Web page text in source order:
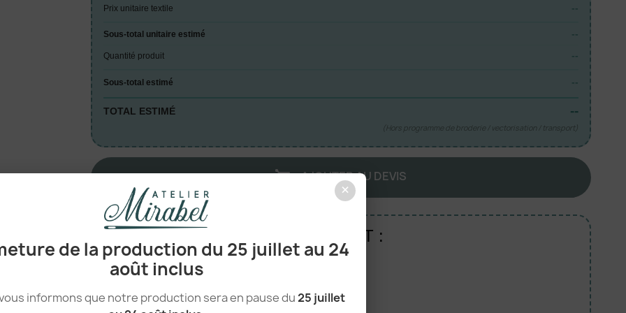
×
de la production du 25 juillet au 24
août inclus
informons que notre production sera en pause du25 juillet
Prix unitaire textile --
Sous-total unitaire estimé --
Quantité produit --
Sous-total estimé --
TOTAL ESTIMÉ --
(Hors programme de broderie / vectorisation / transport)
 AJOUTER AU DEVIS
AUTRES VERSIONS DU PRODUIT :
Pantalon polycoton femme